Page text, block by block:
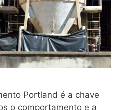
Portland é a chave
o comportamento e a